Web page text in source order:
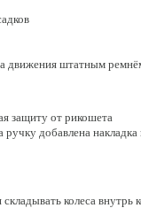
движения штатным
защиту от рикошета
добавлена накладка
колеса внутрь